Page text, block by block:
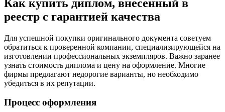
Как купить диплом, внесенный в
реестр с гарантией качества
Для успешной покупки оригинального документа советуем
обратиться к проверенной компании, специализирующейся на
изготовлении профессиональных экземпляров. Важно заранее
узнать стоимость диплома и цену на оформление. Многие
фирмы предлагают недорогие варианты, но необходимо
убедиться в их репутации.
Процесс оформления